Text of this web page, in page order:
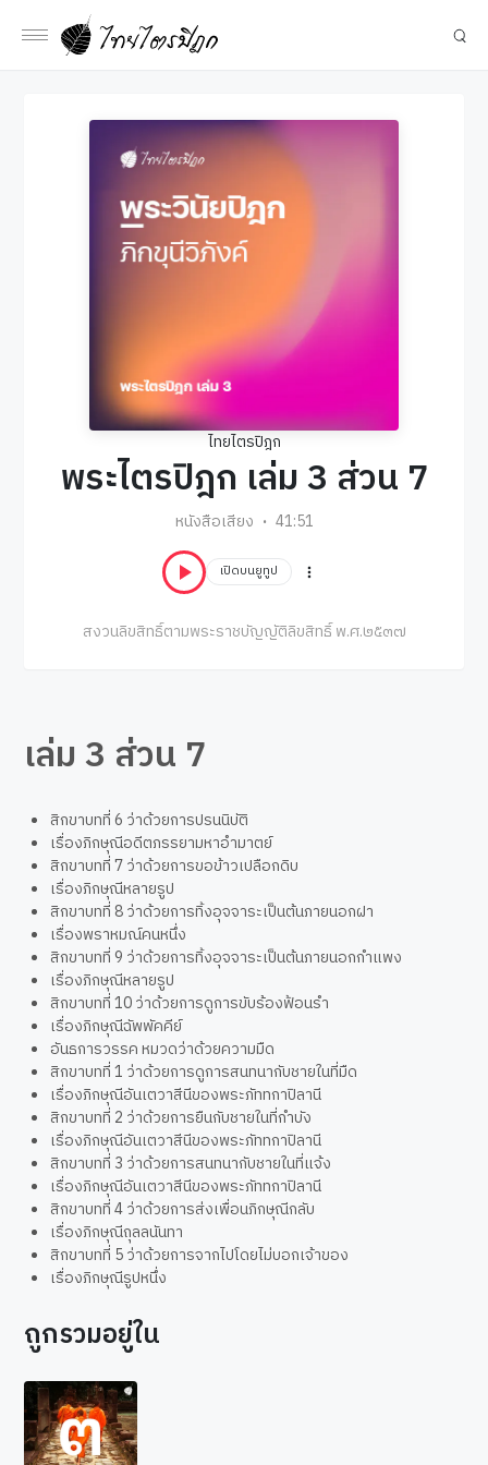
ไทยไตรปิฎก
พระไตรปิฎก เล่ม 3 ส่วน 7
หนังสือเสียง 41:51
เปิดบนยูทูป
สงวนลิขสิทธิ์ตามพระราชบัญญัติลิขสิทธิ์ พ.ศ.๒๕๓๗
เล่ม 3 ส่วน 7
สิกขาบทที่ 6 ว่าด้วยการปรนนิบัติ
เรื่องภิกษุณีอดีตภรรยามหาอำมาตย์
สิกขาบทที่ 7 ว่าด้วยการขอข้าวเปลือกดิบ
เรื่องภิกษุณีหลายรูป
สิกขาบทที่ 8 ว่าด้วยการทิ้งอุจจาระเป็นต้นภายนอกฝา
เรื่องพราหมณ์คนหนึ่ง
สิกขาบทที่ 9 ว่าด้วยการทิ้งอุจจาระเป็นต้นภายนอกกำแพง
เรื่องภิกษุณีหลายรูป
สิกขาบทที่ 10 ว่าด้วยการดูการขับร้องฟ้อนรำ
เรื่องภิกษุณีฉัพพัคคีย์
อันธการวรรค หมวดว่าด้วยความมืด
สิกขาบทที่ 1 ว่าด้วยการดูการสนทนากับชายในที่มืด
เรื่องภิกษุณีอันเตวาสีนีของพระภัททกาปิลานี
สิกขาบทที่ 2 ว่าด้วยการยืนกับชายในที่กำบัง
เรื่องภิกษุณีอันเตวาสีนีของพระภัททกาปิลานี
สิกขาบทที่ 3 ว่าด้วยการสนทนากับชายในที่แจ้ง
เรื่องภิกษุณีอันเตวาสีนีของพระภัททกาปิลานี
สิกขาบทที่ 4 ว่าด้วยการส่งเพื่อนภิกษุณีกลับ
เรื่องภิกษุณีถุลลนันทา
สิกขาบทที่ 5 ว่าด้วยการจากไปโดยไม่บอกเจ้าของ
เรื่องภิกษุณีรูปหนึ่ง
ถูกรวมอยู่ใน